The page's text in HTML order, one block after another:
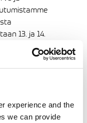
experience and the
we can provide
13. ja 14.
He saavuttivat
Dayim
työtä muun